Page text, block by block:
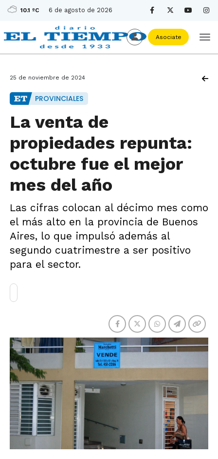
10.1 ºC 6 de agosto de 2026
Asociate
25 de noviembre de 2024
PROVINCIALES
La venta de
propiedades repunta:
octubre fue el mejor
mes del año
Las cifras colocan al décimo mes como
el más alto en la provincia de Buenos
Aires, lo que impulsó además al
segundo cuatrimestre a ser positivo
para el sector.